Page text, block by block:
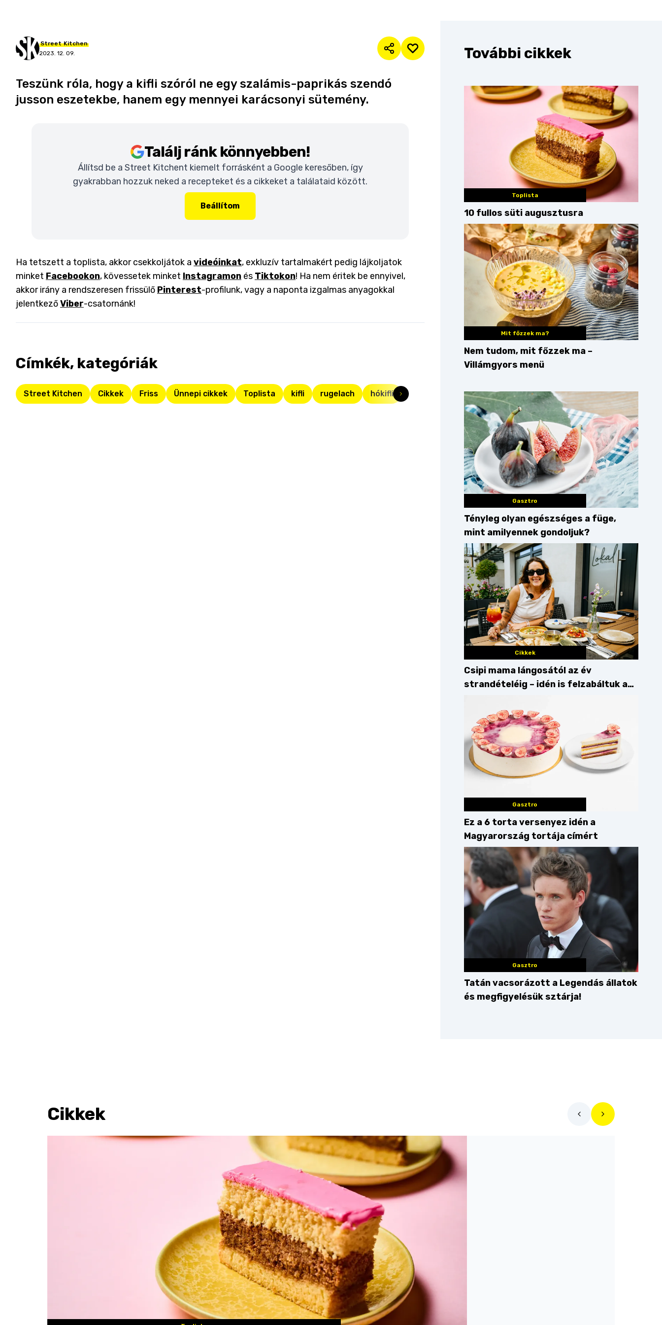
Street Kitchen
2023. 12. 09.
Teszünk róla, hogy a kifli szóról ne egy szalámis-paprikás szendó
jusson eszetekbe, hanem egy mennyei karácsonyi sütemény.
Találj ránk könnyebben!
Állítsd be a Street Kitchent kiemelt forrásként a Google keresőben, így
gyakrabban hozzuk neked a recepteket és a cikkeket a találataid között.
Beállítom
Ha tetszett a toplista, akkor csekkoljátok a videóinkat, exkluzív tartalmakért pedig lájkoljatok
minket Facebookon, kövessetek minket Instagramon és Tiktokon! Ha nem éritek be ennyivel,
akkor irány a rendszeresen frissülő Pinterest-profilunk, vagy a naponta izgalmas anyagokkal
jelentkezőViber-csatornánk!
Címkék, kategóriák
Street Kitchen Cikkek Friss Ünnepi cikkek Toplista kifli rugelach hókifli
További cikkek
Toplista
10 fullos süti augusztusra
Mit főzzek ma?
Nem tudom, mit főzzek ma –
Villámgyors menü
Gasztro
Tényleg olyan egészséges a füge,
mint amilyennek gondoljuk?
Cikkek
Csipi mama lángosától az év
strandételéig – idén is felzabáltuk a
Gasztro
Ez a 6 torta versenyez idén a
Magyarország tortája címért
Gasztro
Tatán vacsorázott a Legendás állatok
és megfigyelésük sztárja!
Cikkek